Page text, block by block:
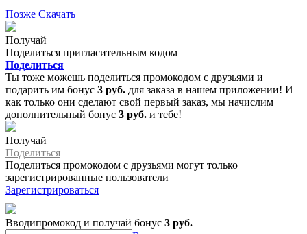
Позже Скачать
Получай
Поделиться пригласительным кодом
Поделиться
Ты тоже можешь поделиться промокодом с друзьями и
подарить им бонус 3 руб. для заказа в нашем приложении! И
как только они сделают свой первый заказ, мы начислим
дополнительный бонус 3 руб. и тебе!
Получай
Поделиться
Поделиться промокодом с друзьями могут только
зарегистрированные пользователи
Зарегистрироваться
Вводипромокод и получай бонус 3 руб.